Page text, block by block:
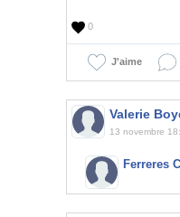
0
J'aime
Valerie
13 novembre
Ferreres